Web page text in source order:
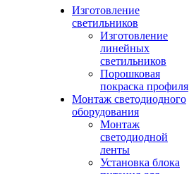
Изготовление
светильников
Изготовление
линейных
светильников
Порошковая
покраска профиля
Монтаж светодиодного
оборудования
Монтаж
светодиодной
ленты
Установка блока